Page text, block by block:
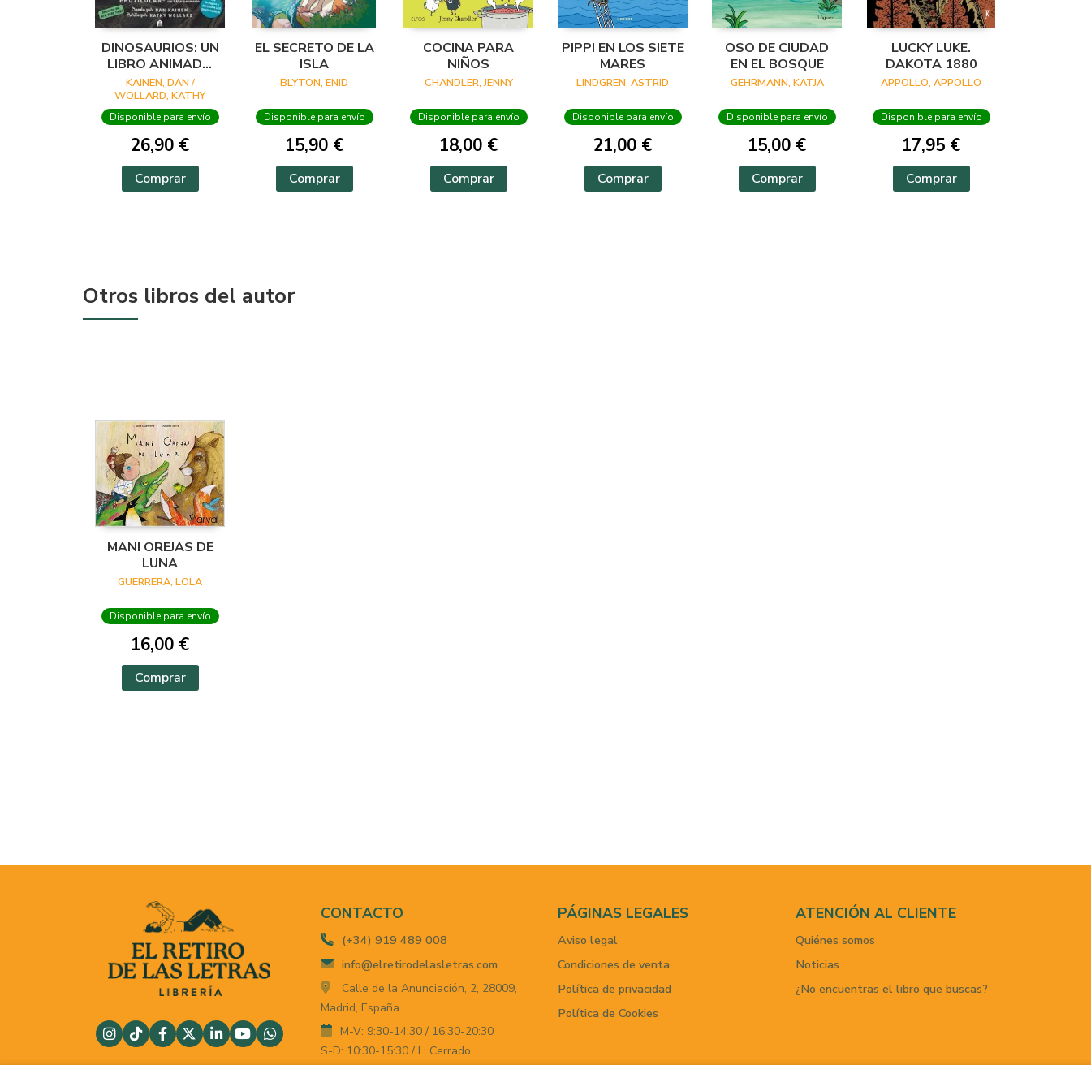
DINOSAURIOS: UN
LIBRO ANIMADO
EN PHOTICULAR
KAINEN, DAN /
WOLLARD, KATHY
Disponible para envío
26,90 €
Comprar
EL SECRETO DE LA
ISLA
BLYTON, ENID
Disponible para envío
15,90 €
Comprar
COCINA PARA
NIÑOS
CHANDLER, JENNY
Disponible para envío
18,00 €
Comprar
PIPPI EN LOS SIETE
MARES
LINDGREN, ASTRID
Disponible para envío
21,00 €
Comprar
OSO DE CIUDAD
EN EL BOSQUE
GEHRMANN, KATJA
Disponible para envío
15,00 €
Comprar
LUCKY LUKE.
DAKOTA 1880
APPOLLO, APPOLLO
Disponible para envío
17,95 €
Comprar
Otros libros del autor
MANI OREJAS DE
LUNA
GUERRERA, LOLA
Disponible para envío
16,00 €
Comprar
CONTACTO
(+34) 919 489 008
info@elretirodelasletras.com
Calle de la Anunciación, 2, 28009,
Madrid, España
M-V: 9:30-14:30 / 16:30-20:30
S-D: 10:30-15:30 / L: Cerrado
PÁGINAS LEGALES
Aviso legal
Condiciones de venta
Política de privacidad
Política de Cookies
ATENCIÓN AL CLIENTE
Quiénes somos
Noticias
¿No encuentras el libro que buscas?